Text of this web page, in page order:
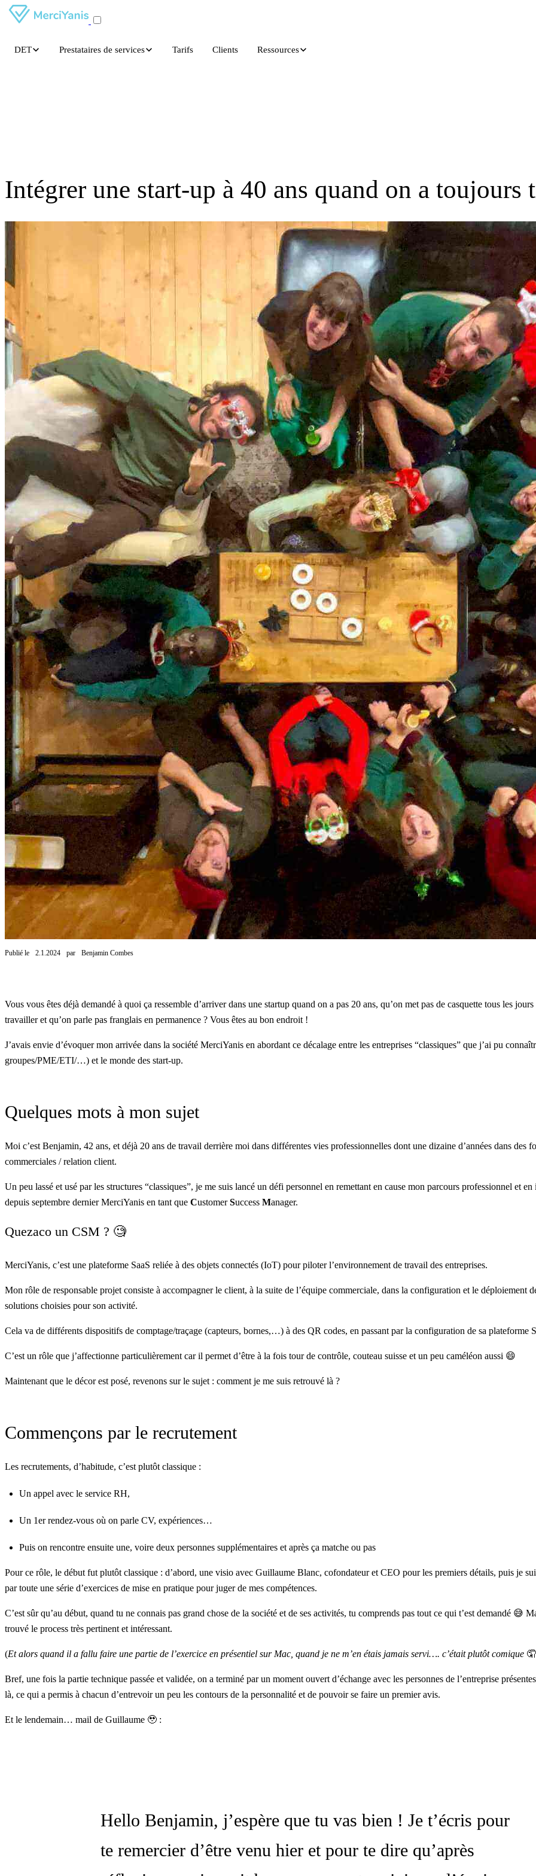
DET Prestataires de services Tarifs Clients Ressources
Intégrer une start-up à 40 ans quand on a toujours
Publié le 2.1.2024 par Benjamin Combes
Vous vous êtes déjà demandé à quoi ça ressemble d’arriver dans une startup quand on a pas 20 ans, qu’on met pas de casquette tous les
travailler et qu’on parle pas franglais en permanence ? Vous êtes au bon endroit !
J’avais envie d’évoquer mon arrivée dans la société MerciYanis en abordant ce décalage entre les entreprises “classiques” que j’ai pu
groupes/PME/ETI/…) et le monde des start-up.
Quelques mots à mon sujet
Moi c’est Benjamin, 42 ans, et déjà 20 ans de travail derrière moi dans différentes vies professionnelles dont une dizaine d’années dans des
commerciales / relation client.
Un peu lassé et usé par les structures “classiques”, je me suis lancé un défi personnel en remettant en cause mon parcours professionnel et en
depuis septembre dernier MerciYanis en tant que CustomerSuccess Manager.
Quezaco un CSM ? 🧐
MerciYanis, c’est une plateforme SaaS reliée à des objets connectés (IoT) pour piloter l’environnement de travail des entreprises.
Mon rôle de responsable projet consiste à accompagner le client, à la suite de l’équipe commerciale, dans la configuration et le déploiement
solutions choisies pour son activité.
Cela va de différents dispositifs de comptage/traçage (capteurs, bornes,…) à des QR codes, en passant par la configuration de sa plateforme
C’est un rôle que j’affectionne particulièrement car il permet d’être à la fois tour de contrôle, couteau suisse et un peu caméléon aussi 😄
Maintenant que le décor est posé, revenons sur le sujet : comment je me suis retrouvé là ?
Commençons par le recrutement
Les recrutements, d’habitude, c’est plutôt classique :
Un appel avec le service RH,
Un 1er rendez-vous où on parle CV, expériences…
Puis on rencontre ensuite une, voire deux personnes supplémentaires et après ça matche ou pas
Pour ce rôle, le début fut plutôt classique : d’abord, une visio avec Guillaume Blanc, cofondateur et CEO pour les premiers détails, puis je
par toute une série d’exercices de mise en pratique pour juger de mes compétences.
C’est sûr qu’au début, quand tu ne connais pas grand chose de la société et de ses activités, tu comprends pas tout ce qui t’est demandé 😅
trouvé le process très pertinent et intéressant.
(Et alors quand il a fallu faire une partie de l’exercice en présentiel sur Mac, quand je ne m’en étais jamais servi…. c’était plutôt comique
Bref, une fois la partie technique passée et validée, on a terminé par un moment ouvert d’échange avec les personnes de l’entreprise
là, ce qui a permis à chacun d’entrevoir un peu les contours de la personnalité et de pouvoir se faire un premier avis.
Et le lendemain… mail de Guillaume 🥹 :
Hello Benjamin, j’espère que tu vas bien ! Je t’écris pour
te remercier d’être venu hier et pour te dire qu’après